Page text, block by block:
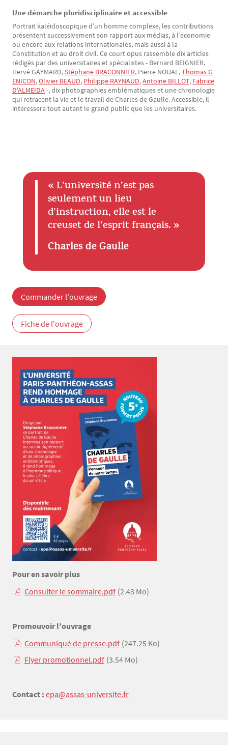
Une démarche pluridisciplinaire et accessible
Portrait kaléidoscopique d’un homme complexe, les contributions
présentent successivement son rapport aux médias, à l’économie
ou encore aux relations internationales, mais aussi à la
Constitution et au droit civil. Ce court opus rassemble dix articles
rédigés par des universitaires et spécialistes - Bernard BEIGNIER,
Hervé GAYMARD,Stéphane BRACONNIER, Pierre NOUAL,Thomas G
ENICON,Olivier BEAUD, Philippe RAYNAUD,Antoine BILLOT, Fabrice
D'ALMEIDA-, dix photographies emblématiques et une chronologie
qui retracent la vie et le travail de Charles de Gaulle. Accessible, il
intéressera tout autant le grand public que les universitaires.
Texte
« L’université n’est pas
seulement un lieu
d’instruction, elle est le
creuset de l’esprit français. »
Charles de Gaulle
Commander l'ouvrage
Fiche de l'ouvrage
Texte
Pour en savoir plus
Consulter le sommaire.pdf (2.43 Mo)
Promouvoir l'ouvrage
Communiqué de presse.pdf (247.25 Ko)
Flyer promotionnel.pdf (3.54 Mo)
Contact : epa@assas-universite.fr